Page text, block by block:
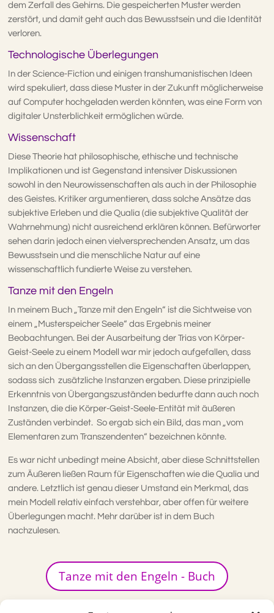
dem Zerfall des Gehirns. Die gespeicherten Muster werden
zerstört, und damit geht auch das Bewusstsein und die Identität
verloren.
Technologische Überlegungen
In der Science-Fiction und einigen transhumanistischen Ideen
wird spekuliert, dass diese Muster in der Zukunft möglicherweise
auf Computer hochgeladen werden könnten, was eine Form von
digitaler Unsterblichkeit ermöglichen würde.
Wissenschaft
Diese Theorie hat philosophische, ethische und technische
Implikationen und ist Gegenstand intensiver Diskussionen
sowohl in den Neurowissenschaften als auch in der Philosophie
des Geistes. Kritiker argumentieren, dass solche Ansätze das
subjektive Erleben und die Qualia (die subjektive Qualität der
Wahrnehmung) nicht ausreichend erklären können. Befürworter
sehen darin jedoch einen vielversprechenden Ansatz, um das
Bewusstsein und die menschliche Natur auf eine
wissenschaftlich fundierte Weise zu verstehen.
Tanze mit den Engeln
In meinem Buch „Tanze mit den Engeln“ ist die Sichtweise von
einem „Musterspeicher Seele“ das Ergebnis meiner
Beobachtungen. Bei der Ausarbeitung der Trias von Körper-
Geist-Seele zu einem Modell war mir jedoch aufgefallen, dass
sich an den Übergangsstellen die Eigenschaften überlappen,
sodass sich zusätzliche Instanzen ergaben. Diese prinzipielle
Erkenntnis von Übergangszuständen bedurfte dann auch noch
Instanzen, die die Körper-Geist-Seele-Entität mit äußeren
Zuständen verbindet. So ergab sich ein Bild, das man „vom
Elementaren zum Transzendenten“ bezeichnen könnte.
Es war nicht unbedingt meine Absicht, aber diese Schnittstellen
zum Äußeren ließen Raum für Eigenschaften wie die Qualia und
andere. Letztlich ist genau dieser Umstand ein Merkmal, das
mein Modell relativ einfach verstehbar, aber offen für weitere
Überlegungen macht. Mehr darüber ist in dem Buch
nachzulesen.
Tanze mit den Engeln - Buch